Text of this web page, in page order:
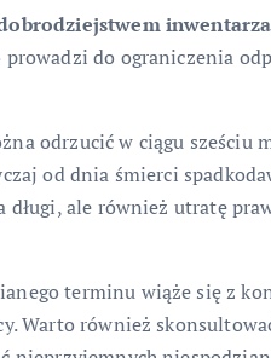
inwentarza
do ograniczenia
odrzucić w ciągu sześciu
od dnia śmierci
ale również utratę
terminu wiąże się z
Warto również